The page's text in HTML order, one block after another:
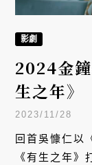
影劇
2024金
生之年》
熟的大人？
2023/11/28
回首吳慷仁以
《有生之年